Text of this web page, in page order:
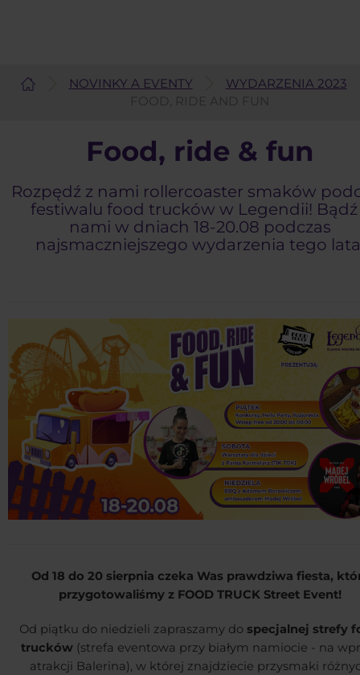
NOVINKY A EVENTY
WYDARZENIA 2023
FOOD, RIDE AND FUN
Food, ride & fun
Rozpędź z nami rollercoaster smaków
festiwalu food trucków w Legendii! Bądź
nami w dniach 18-20.08 podczas
najsmaczniejszego wydarzenia tego
Od 18 do 20 sierpnia czeka Was prawdziwa fiesta,
przygotowaliśmy z FOOD TRUCK Street Event!
Od piątku do niedzieli zapraszamy do specjalnej strefy
trucków (strefa eventowa przy białym namiocie - na
atrakcji Balerina), w której znajdziecie przysmaki